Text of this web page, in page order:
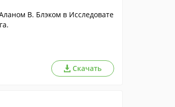
В. Блэком в Исследовате
Скачать